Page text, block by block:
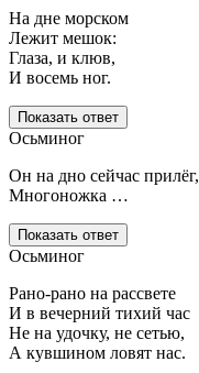
На дне морском
Лежит мешок:
Глаза, и клюв,
И восемь ног.
Показать ответ
Осьминог
Он на дно сейчас прилёг,
Многоножка …
Показать ответ
Осьминог
Рано-рано на рассвете
И в вечерний тихий час
Не на удочку, не сетью,
А кувшином ловят нас.